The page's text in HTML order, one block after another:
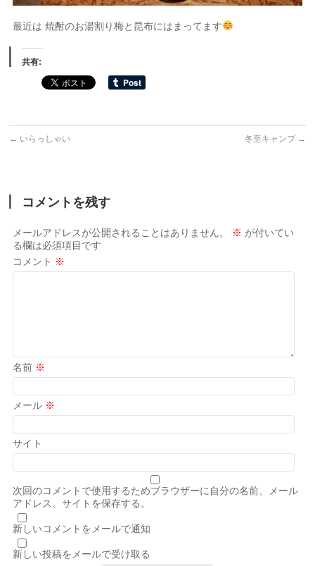
最近は 焼酎のお湯割り梅と昆布にはまってます
共有:
← いらっしゃい 冬至キャンプ →
コメントを残す
メールアドレスが公開されることはありません。 ※ が付いてい
る欄は必須項目です
コメント ※
名前 ※
メール ※
サイト
次回のコメントで使用するためブラウザーに自分の名前、メール
アドレス、サイトを保存する。
新しいコメントをメールで通知
新しい投稿をメールで受け取る